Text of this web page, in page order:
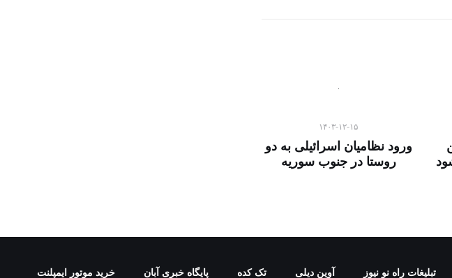
۱۴۰۳-۱۲-۱۵
ورود نظامیان اسرائیلی به دو
روستا در جنوب سوریه
تبلیغات راه نو نیوز آوین دیلی تک کده پایگاه خبری آبان خرید موتور ایمپلنت